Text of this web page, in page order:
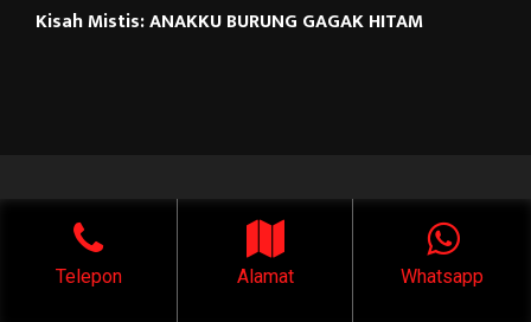
Kisah Mistis: ANAKKU BURUNG GAGAK HITAM
Kontak
PEGURON SAPUJAGAD 1
(Kyai Pamungkas)
Telepon Alamat Whatsapp